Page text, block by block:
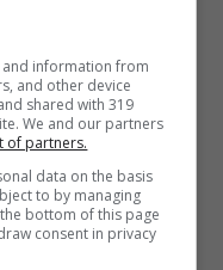
fino ad ottenere
in padella insieme
lasciato. Cuocete
al dentee
con la
il pecorino
croccante e
information from
and other device
shared with 319
We and our partners
of partners.
data on the basis
to by managing
bottom of this page
consent in privacy